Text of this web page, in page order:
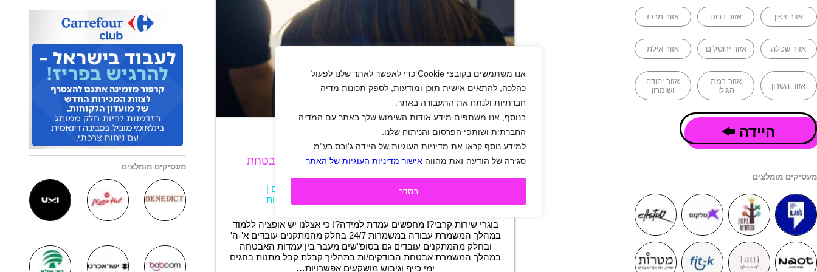
אנו משתמשים בקובצי Cookie כדי לאפשר לאתר שלנו לפעול
כהלכה, להתאים אישית תוכן ומודעות, לספק תכונות מדיה
חברתיות ולנתח את התעבורה באתר.
בנוסף, אנו משתפים מידע אודות השימוש שלך באתר עם המדיה
החברתית ושותפי הפרסום והניתוח שלנו.
למידע נוסף קראו את מדיניות העוגיות של היידה ג'ובס בע"מ.
סגירה של הודעה זאת מהווה אישור מדיניות העוגיות של האתר
בסדר
אזור צפון אזור דרום אזור מרכז
אזור שפלה אזור ירושלים אזור אילת
אזור השרון
אזור רמת
הגולן
אזור יהודה
ושומרון
היידה
מעסיקים מומלצים
+
דרושים/ות מאבטחים/ות בעלי תעודת לוחם לאבטחת
|ראשון לציון סטודנטים |
משמרות
בוגרי שירות קרבי?! מחפשים עמדת למידה?! כי אצלנו יש אופציה ללמוד
במהלך המשמרת עבודה במשמרות 24/7 בחלק מהמתקנים עובדים א'-ה'
ובחלק מהמתקנים עובדים גם בסופ"שים מעבר בין עמדות האבטחה
במהלך המשמרת אבטחת הבודקים/ות בתהליך קבלת קבל מתנות בחגים
ימי כייף וגיבוש מושקעים אפשרויות…
מעסיקים מומלצים